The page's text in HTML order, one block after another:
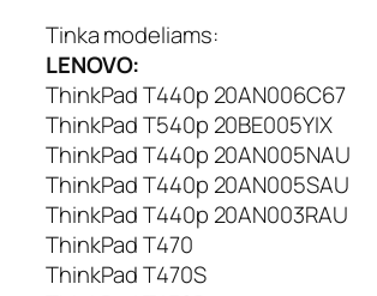
Tinka modeliams:
LENOVO:
ThinkPad T440p 20AN006C67
ThinkPad T540p 20BE005YIX
ThinkPad T440p 20AN005NAU
ThinkPad T440p 20AN005SAU
ThinkPad T440p 20AN003RAU
ThinkPad T470
ThinkPad T470S